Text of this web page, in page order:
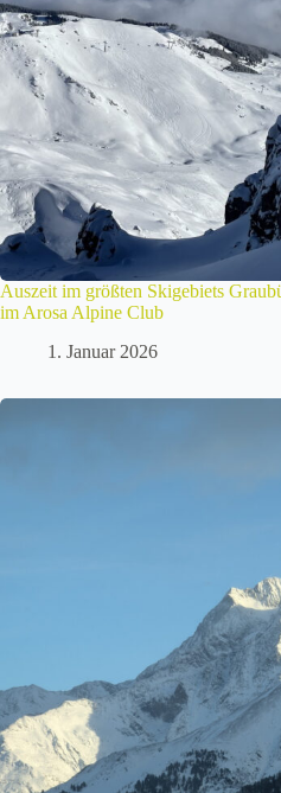
Auszeit im größten Skigebiets
im Arosa Alpine Club
1. Januar 2026